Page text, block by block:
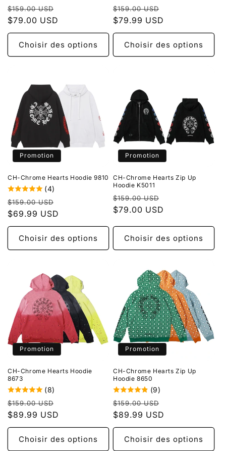
Prix
habituel
$159.00 USD
promotionnel
$79.00 USD
Choisir des options
Prix
habituel
$159.00 USD
$79.99 USD
Choisir des options
Promotion
CH-Chrome Hearts Hoodie 9810
(4)
Prix
habituel
$159.00 USD
promotionnel
$69.99 USD
Choisir des options
Promotion
CH-Chrome Hearts Zip Up
Hoodie K5011
Prix
habituel
$159.00 USD
$79.00 USD
Choisir des options
Promotion
CH-Chrome Hearts Hoodie
8673
(8)
Prix
habituel
$159.00 USD
promotionnel
$89.99 USD
Choisir des options
Promotion
CH-Chrome Hearts Zip Up
Hoodie 8650
(9)
Prix
habituel
$159.00 USD
$89.99 USD
Choisir des options